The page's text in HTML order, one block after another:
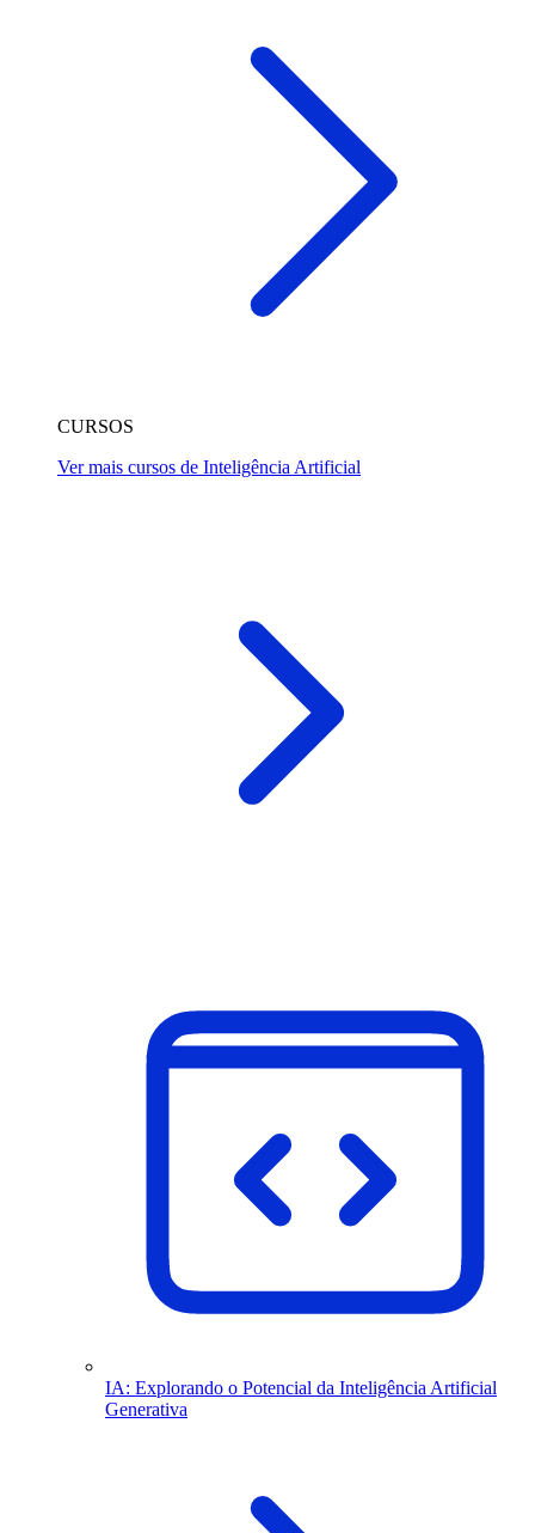
CURSOS
Ver mais cursos de Inteligência Artificial
IA: Explorando o Potencial da Inteligência Artificial
Generativa